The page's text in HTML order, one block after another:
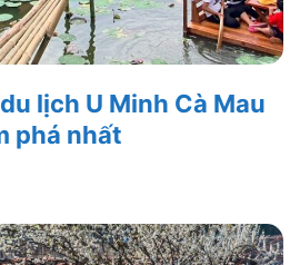
lịch U Minh Cà Mau
phá nhất